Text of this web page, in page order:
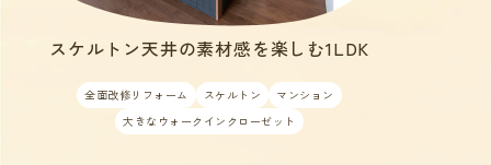
スケルトン天井の素材感を楽しむ1LDK
全面改修リフォーム スケルトン
マンション
大きなウォークインクローゼット